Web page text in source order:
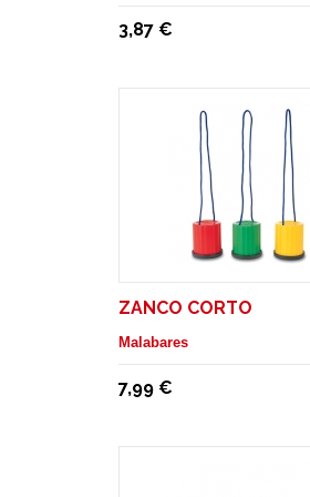
3,87 €
ZANCO CORTO
Malabares
7,99 €